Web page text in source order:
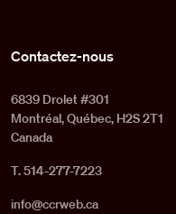
Contactez-nous
6839 Drolet #301
Montréal, Québec, H2S 2T1
Canada
T. 514-277-7223
info@ccrweb.ca